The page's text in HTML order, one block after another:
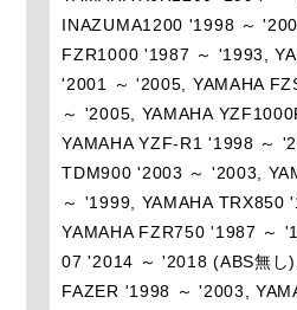
INAZUMA1200 '1998 ～
FZR1000 '1987 ～ '1993,
'2001 ～ '2005, YAMAHA
～ '2005, YAMAHA
YAMAHA YZF-R1 '1998 ～
TDM900 '2003 ～ '2003,
～ '1999, YAMAHA TRX850
YAMAHA FZR750 '1987 ～
07 '2014 ～ '2018 (ABS無し
FAZER '1998 ～ '2003,